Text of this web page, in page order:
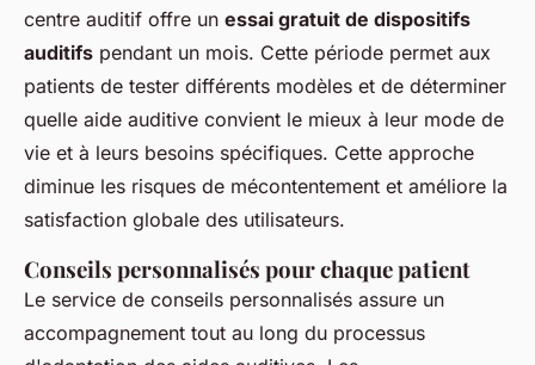
centre auditif offre un essai gratuit de dispositifs
auditifs pendant un mois. Cette période permet aux
patients de tester différents modèles et de déterminer
quelle aide auditive convient le mieux à leur mode de
vie et à leurs besoins spécifiques. Cette approche
diminue les risques de mécontentement et améliore la
satisfaction globale des utilisateurs.
Conseils personnalisés pour chaque patient
Le service de conseils personnalisés assure un
accompagnement tout au long du processus